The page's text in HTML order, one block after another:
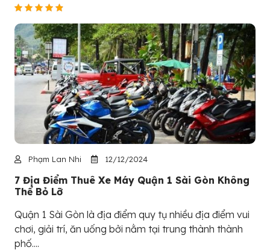
Phạm Lan Nhi 12/12/2024
7 Địa Điểm Thuê Xe Máy Quận 1 Sài Gòn Không
Thể Bỏ Lỡ
Quận 1 Sài Gòn là địa điểm quy tụ nhiều địa điểm vui
chơi, giải trí, ăn uống bởi nằm tại trung thành thành
phố....